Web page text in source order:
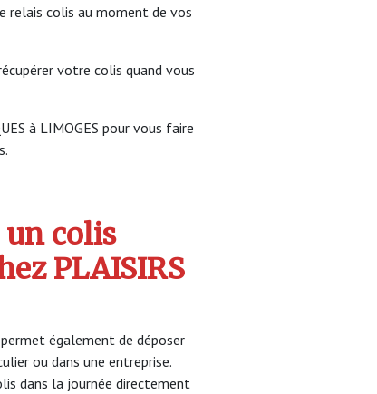
relais colis au moment de vos
votre colis quand vous
à LIMOGES pour vous faire
colis
PLAISIRS
également de déposer
ou dans une entreprise.
dans la journée directement